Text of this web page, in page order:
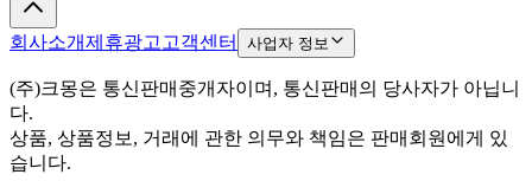
회사소개제휴광고 고객센터 사업자 정보
(주)크몽은 통신판매중개자이며, 통신판매의 당사자가 아닙니
다.
상품, 상품정보, 거래에 관한 의무와 책임은 판매회원에게 있
습니다.